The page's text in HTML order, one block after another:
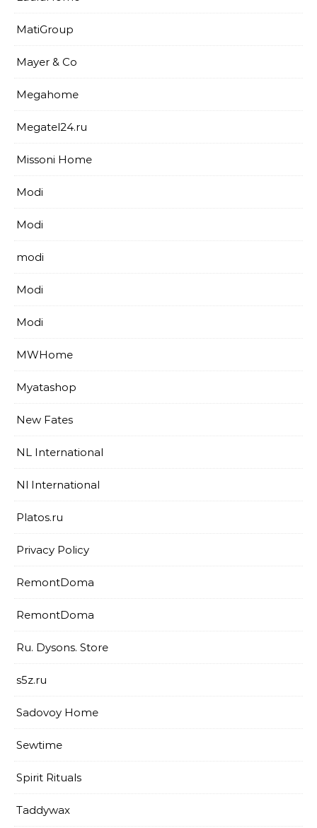
MatiGroup
Mayer & Co
Megahome
Megatel24.ru
Missoni Home
Modi
Modi
modi
Modi
Modi
MWHome
Myatashop
New Fates
NL International
Nl International
Platos.ru
Privacy Policy
RemontDoma
RemontDoma
Ru. Dysons. Store
s5z.ru
Sadovoy Home
Sewtime
Spirit Rituals
Taddywax